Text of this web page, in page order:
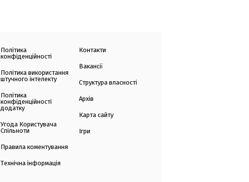
Політика
конфіденційності
Політика використання
штучного інтелекту
Політика
конфіденційності
додатку
Угода Користувача
Спільноти
Правила коментування
Технічна інформація
Контакти
Вакансії
Структура власності
Архів
Карта сайту
Ігри